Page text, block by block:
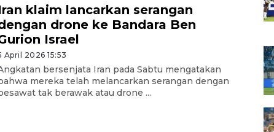
klaim lancarkan serangan
drone ke Bandara Ben
Israel
April 2026 15:53
bersenjata Iran pada Sabtu mengatakan
mereka telah melancarkan serangan dengan
tak berawak atau drone ...